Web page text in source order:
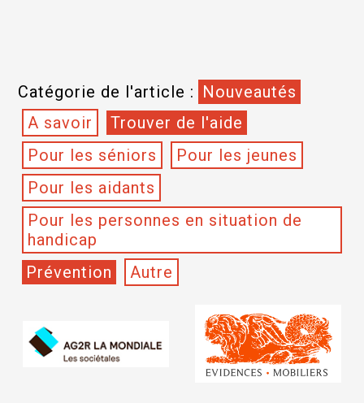
Catégorie de l'article : Nouveautés
A savoir
Trouver de l'aide
Pour les séniors
Pour les jeunes
Pour les aidants
Pour les personnes en situation de
handicap
Prévention
Autre